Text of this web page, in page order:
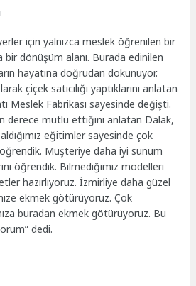
için yalnızca meslek öğrenilen bir
bir dönüşüm alanı. Burada edinilen
hayatına doğrudan dokunuyor.
çiçek satıcılığı yaptıklarını anlatan
Meslek Fabrikası sayesinde değişti.
derece mutlu ettiğini anlatan Dalak,
eğitimler sayesinde çok
Müşteriye daha iyi sunum
öğrendik. Bilmediğimiz modelleri
hazırlıyoruz. İzmirliye daha güzel
ekmek götürüyoruz. Çok
buradan ekmek götürüyoruz. Bu
dedi.